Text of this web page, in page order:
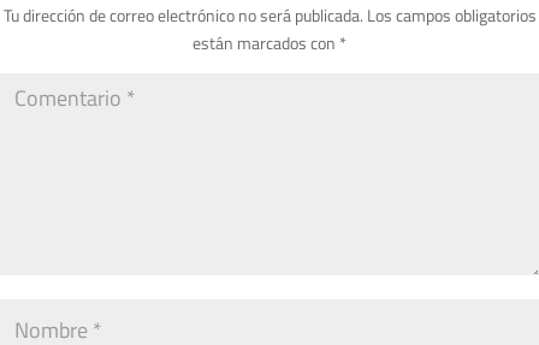
Tu dirección de correo electrónico no será publicada. Los campos obligatorios
están marcados con *